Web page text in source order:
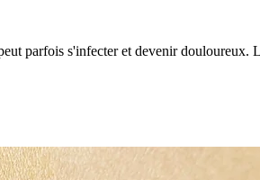
parfois s'infecter et devenir douloureux.